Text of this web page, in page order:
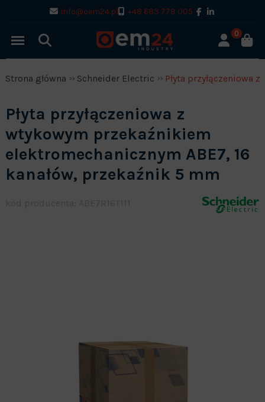
info@oem24.pl +48 683 778 005
0
Strona główna Schneider Electric Płyta przyłączeniowa
Płyta przyłączeniowa z
wtykowym przekaźnikiem
elektromechanicznym ABE7, 16
kanałów, przekaźnik 5 mm